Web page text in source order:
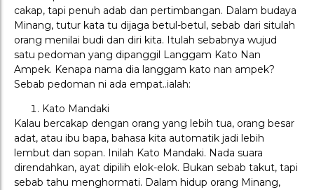
cakap, tapi penuh adab dan pertimbangan. Dalam budaya
Minang, tutur kata tu dijaga betul-betul, sebab dari situlah
orang menilai budi dan diri kita. Itulah sebabnya wujud
satu pedoman yang dipanggil Langgam Kato Nan
Ampek. Kenapa nama dia langgam kato nan ampek?
Sebab pedoman ni ada empat..ialah:
Kato Mandaki
Kalau bercakap dengan orang yang lebih tua, orang besar
adat, atau ibu bapa, bahasa kita automatik jadi lebih
lembut dan sopan. Inilah Kato Mandaki. Nada suara
direndahkan, ayat dipilih elok-elok. Bukan sebab takut, tapi
sebab tahu menghormati. Dalam hidup orang Minang,